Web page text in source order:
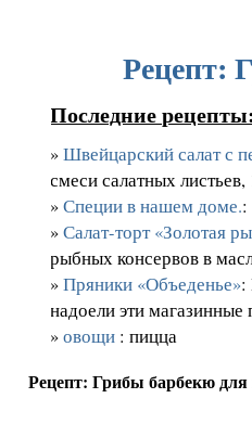
Рецепт:
Последние рецепты:
»Швейцарский салат с
смеси салатных
»Специи в нашем доме.:
»Салат-торт «Золотая
рыбных консервов в
»Пряники «Объеденье»:
надоели эти
»овощи : пицца
Рецепт: Грибы барбекю